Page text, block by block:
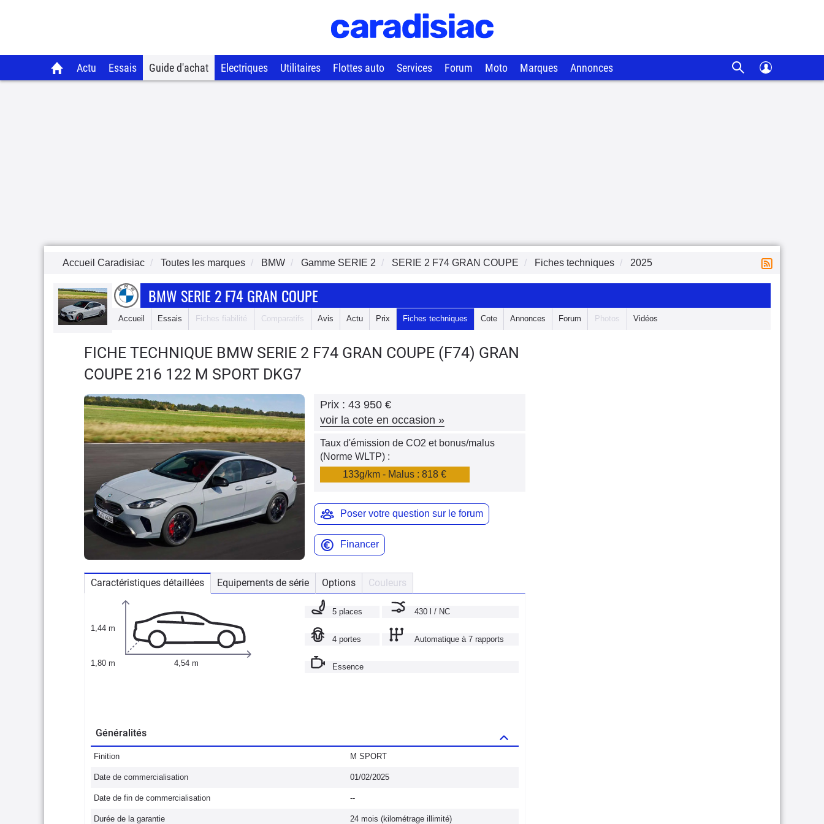
Actu Essais Guide d'achat Electriques Utilitaires Flottes auto Services Forum Moto Marques Annonces
Accueil Caradisiac Toutes les marques BMW Gamme SERIE 2 SERIE 2 F74 GRAN COUPE Fiches techniques 2025
BMW SERIE 2 F74 GRAN COUPE
Accueil Essais Fiches fiabilité Comparatifs Avis Actu Prix Fiches techniques Cote Annonces Forum Photos Vidéos
FICHE TECHNIQUE BMW SERIE 2 F74 GRAN COUPE (F74) GRAN
COUPE 216 122 M SPORT DKG7
Prix : 43 950 €
voir la cote en occasion »
Taux d'émission de CO2 et bonus/malus
(Norme WLTP) :
133g/km - Malus : 818 €
Poser votre question sur le forum
Financer
Caractéristiques détaillées Equipements de série Options Couleurs
1,44 m
1,80 m 4,54 m
5 places 430 l / NC
4 portes Automatique à 7 rapports
Essence
Généralités
Finition M SPORT
Date de commercialisation 01/02/2025
Date de fin de commercialisation --
Durée de la garantie 24 mois (kilométrage illimité)